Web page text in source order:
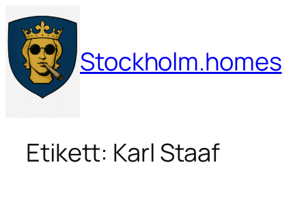
Hoppa
till
innehåll
Stockholm.homes
Etikett: Karl Staaf